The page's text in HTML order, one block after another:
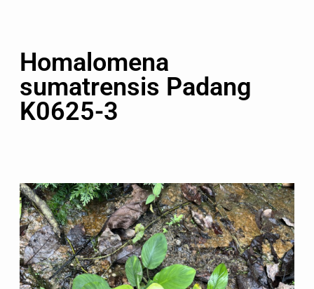
Homalomena
sumatrensis Padang
K0625-3